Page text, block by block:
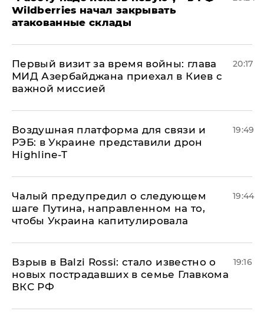
Wildberries начал закрывать
атакованные склады
Первый визит за время войны: глава
МИД Азербайджана приехал в Киев с
важной миссией
20:17
Воздушная платформа для связи и
РЭБ: в Украине представили дрон
Highline-T
19:49
Чалый предупредил о следующем
шаге Путина, направленном на то,
чтобы Украина капитулировала
19:44
Взрыв в Balzi Rossi: стало известно о
новых пострадавших в семье Главкома
ВКС РФ
19:16